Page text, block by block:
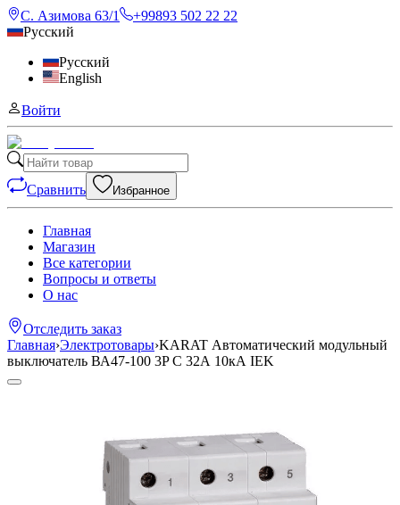
С. Азимова 63/1
+99893 502 22 22
Русский
Русский
English
Войти
Сравнить Избранное
Главная
Магазин
Все категории
Вопросы и ответы
О нас
Отследить заказ
Главная›Электротовары›KARAT Автоматический модульный
выключатель ВА47-100 3P C 32А 10кА IEK